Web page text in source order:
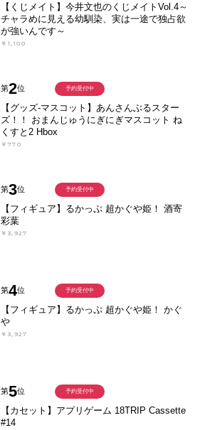
【くじメイト】今井文也のくじメイトVol.4～
チャラめに見える幼馴染、実は一途で独占欲
が強いんです～
￥1,100
第2位
【グッズ-マスコット】あんさんぶるスター
ズ！！ おまんじゅうにぎにぎマスコット ね
くすと2 Hbox
￥770
予約受付中
第3位
【フィギュア】るかっぷ 超かぐや姫！ 酒寄
彩葉
￥3,927
予約受付中
第4位
【フィギュア】るかっぷ 超かぐや姫！ かぐ
や
￥3,927
予約受付中
第5位
【カセット】アプリゲーム 18TRIP Cassette
#14
予約受付中